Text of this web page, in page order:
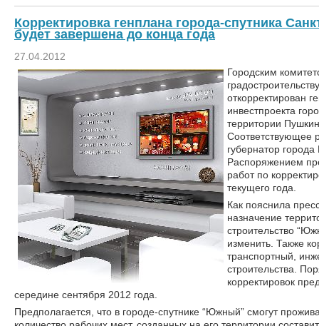
Корректировка генплана города-спутника
будет завершена до конца года
27.04.2012
Городским
откорректирован
инвестпроекта
территории
Соответствующее
губернатор города
Распоряжением
работ по
текущего года.
Как пояснила
назначение
строительство
изменить. Также
транспортный,
строительства.
корректировок
середине сентября 2012 года.
Предполагается, что в городе-спутнике “Южный” смогут